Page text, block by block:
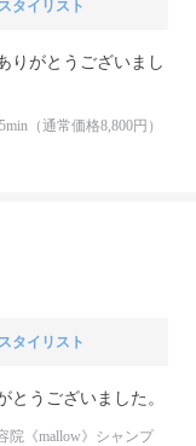
スタイリスト
りがとうございまし
（通常価格8,800円）
スタイリスト
うございました。
院《mallow》シャンプ